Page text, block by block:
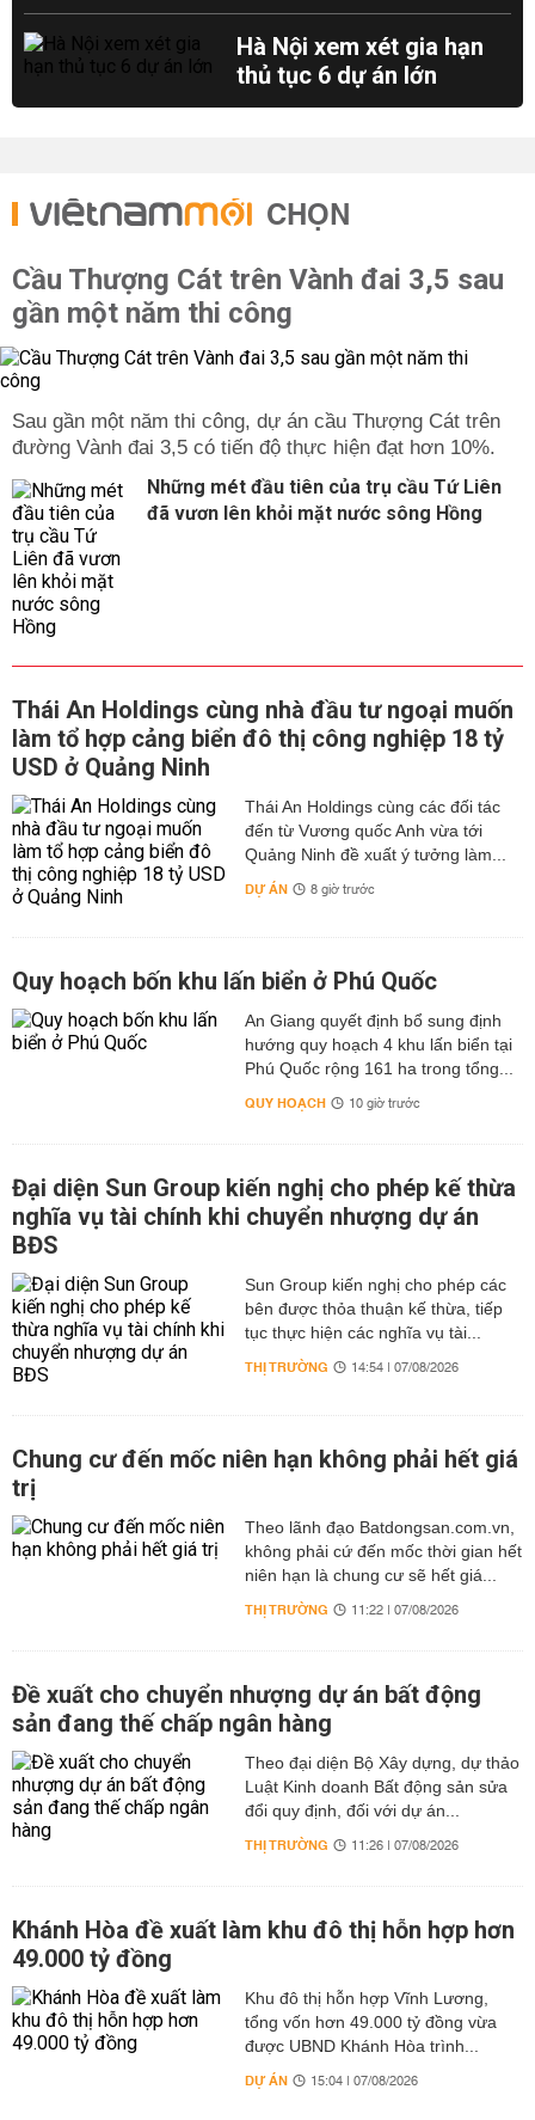
Hà Nội xem xét gia hạn
thủ tục 6 dự án lớn
CHỌN
Cầu Thượng Cát trên Vành đai 3,5 sau
gần một năm thi công
Sau gần một năm thi công, dự án cầu Thượng Cát trên
đường Vành đai 3,5 có tiến độ thực hiện đạt hơn 10%.
Những mét đầu tiên của trụ cầu Tứ Liên
đã vươn lên khỏi mặt nước sông Hồng
Thái An Holdings cùng nhà đầu tư ngoại muốn
làm tổ hợp cảng biển đô thị công nghiệp 18 tỷ
USD ở Quảng Ninh
Thái An Holdings cùng các đối tác
đến từ Vương quốc Anh vừa tới
Quảng Ninh đề xuất ý tưởng làm...
DỰ ÁN 8 giờ trước
Quy hoạch bốn khu lấn biển ở Phú Quốc
An Giang quyết định bổ sung định
hướng quy hoạch 4 khu lấn biển tại
Phú Quốc rộng 161 ha trong tổng...
QUY HOẠCH 10 giờ trước
Đại diện Sun Group kiến nghị cho phép kế thừa
nghĩa vụ tài chính khi chuyển nhượng dự án
BĐS
Sun Group kiến nghị cho phép các
bên được thỏa thuận kế thừa, tiếp
tục thực hiện các nghĩa vụ tài...
THỊ TRƯỜNG 14:54 | 07/08/2026
Chung cư đến mốc niên hạn không phải hết giá
trị
Theo lãnh đạo Batdongsan.com.vn,
không phải cứ đến mốc thời gian hết
niên hạn là chung cư sẽ hết giá...
THỊ TRƯỜNG 11:22 | 07/08/2026
Đề xuất cho chuyển nhượng dự án bất động
sản đang thế chấp ngân hàng
Theo đại diện Bộ Xây dựng, dự thảo
Luật Kinh doanh Bất động sản sửa
đổi quy định, đối với dự án...
THỊ TRƯỜNG 11:26 | 07/08/2026
Khánh Hòa đề xuất làm khu đô thị hỗn hợp hơn
49.000 tỷ đồng
Khu đô thị hỗn hợp Vĩnh Lương,
tổng vốn hơn 49.000 tỷ đồng vừa
được UBND Khánh Hòa trình...
DỰ ÁN 15:04 | 07/08/2026